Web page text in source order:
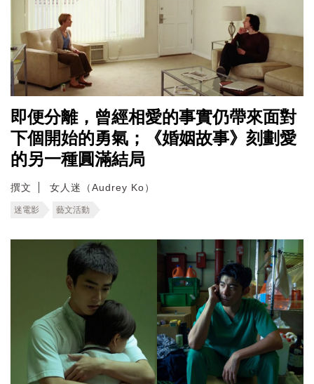
即便分離，曾經相愛的事實仍帶來面對
下個開始的勇氣；《婚姻故事》刻劃愛
的另一種圓滿結局
撰文 女人迷（Audrey Ko）
迷電影 藝文活動